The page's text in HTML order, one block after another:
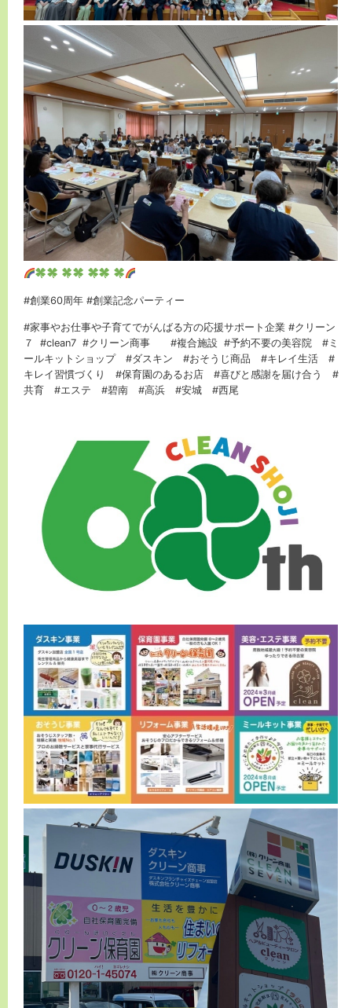
#創業60周年 #創業記念パーティー
#家事やお仕事や子育てでがんばる方の応援サポート企業 #クリーン
７ #clean7 #クリーン商事 #複合施設 #予約不要の美容院 #ミ
ールキットショップ #ダスキン #おそうじ商品 #キレイ生活 #
キレイ習慣づくり #保育園のあるお店 #喜びと感謝を届け合う #
共育 #エステ #碧南 #高浜 #安城 #西尾